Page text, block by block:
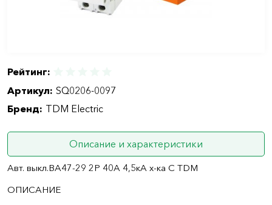
Рейтинг:
Артикул: SQ0206-0097
Бренд: TDM Electric
Описание и характеристики
Авт. выкл.ВА47-29 2Р 40А 4,5кА х-ка С TDM
ОПИСАНИЕ